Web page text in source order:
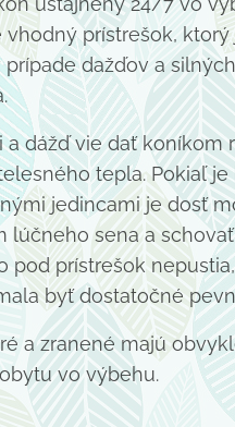
vhodný prístrešok,
prípade dažďov a
a dážď vie dať koníkom
tepla. Pokiaľ
jedincami je dosť
lúčneho sena a
pod prístrešok
byť dostatočné
a zranené majú
vo výbehu.